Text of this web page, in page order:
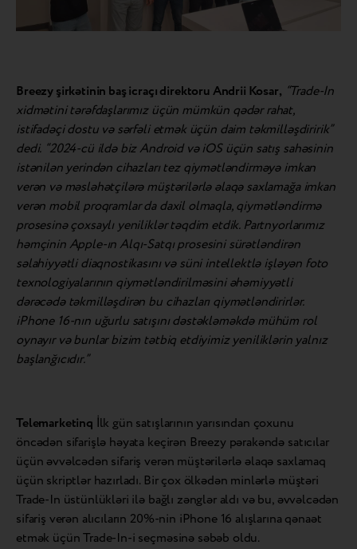
Breezy şirkətinin baş icraçı direktoru Andrii Kosar, “Trade-In
xidmətini tərəfdaşlarımız üçün mümkün qədər rahat,
istifadəçi dostu və sərfəli etmək üçün daim təkmilləşdiririk”
dedi. “2024-cü ildə biz Android və iOS üçün satış sahəsinin
istənilən yerindən cihazları tez qiymətləndirməyə imkan
verən və məsləhətçilərə müştərilərlə əlaqə saxlamağa imkan
verən mobil proqramlar da daxil olmaqla, qiymətləndirmə
prosesinə çoxsaylı yeniliklər təqdim etdik. Partnyorlarımız
həmçinin Apple-ın Alqı-Satqı prosesini sürətləndirən
səlahiyyətli diaqnostikasını və süni intellektlə işləyən foto
texnologiyalarının qiymətləndirilməsini əhəmiyyətli
dərəcədə təkmilləşdirən bu cihazları qiymətləndirirlər.
iPhone 16-nın uğurlu satışını dəstəkləməkdə mühüm rol
oynayır və bunlar bizim tətbiq etdiyimiz yeniliklərin yalnız
başlanğıcıdır.”
Telemarketinq İlk gün satışlarının yarısından çoxunu
öncədən sifarişlə həyata keçirən Breezy pərakəndə satıcılar
üçün əvvəlcədən sifariş verən müştərilərlə əlaqə saxlamaq
üçün skriptlər hazırladı. Bir çox ölkədən minlərlə müştəri
Trade-In üstünlükləri ilə bağlı zənglər aldı və bu, əvvəlcədən
sifariş verən alıcıların 20%-nin iPhone 16 alışlarına qənaət
etmək üçün Trade-In-i seçməsinə səbəb oldu.